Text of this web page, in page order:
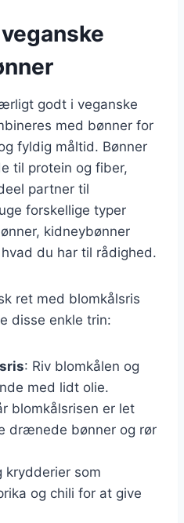
godt i veganske
med bønner for
fyldig måltid. Bønner
til protein og fiber,
partner til
forskellige typer
kidneybønner
du har til rådighed.
ret med blomkålsris
disse enkle trin:
: Riv blomkålen og
med lidt olie.
blomkålsrisen er let
drænede bønner og rør
krydderier som
og chili for at give